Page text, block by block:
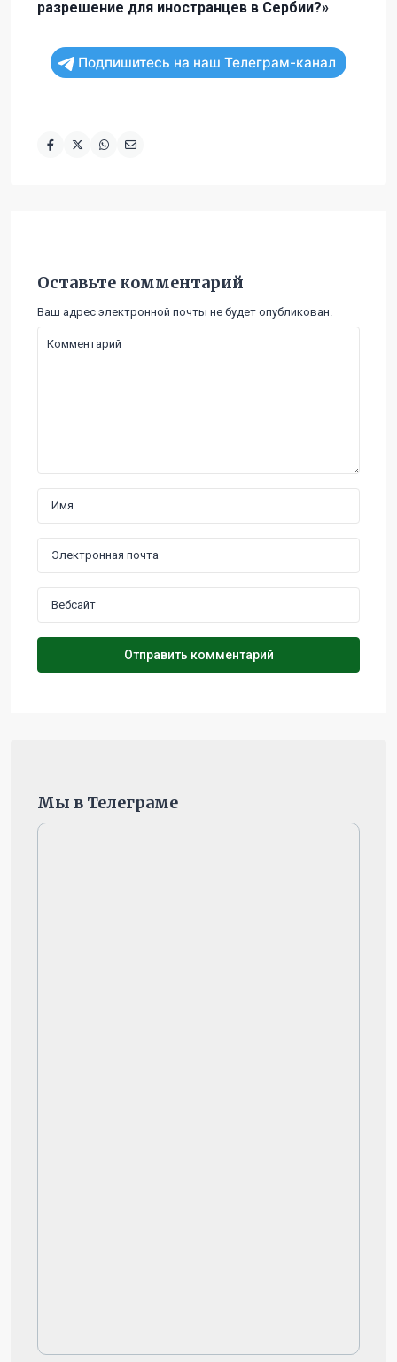
разрешение для иностранцев в Сербии?»
Подпишитесь на наш Телеграм-канал
Оставьте комментарий
Ваш адрес электронной почты не будет опубликован.
Мы в Телеграме